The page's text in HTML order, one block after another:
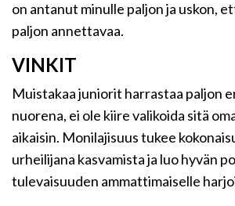
on antanut minulle paljon ja uskon,
paljon annettavaa.
VINKIT
Muistakaa juniorit harrastaa paljon
nuorena, ei ole kiire valikoida sitä
aikaisin. Monilajisuus tukee
urheilijana kasvamista ja luo hyvän
tulevaisuuden ammattimaiselle